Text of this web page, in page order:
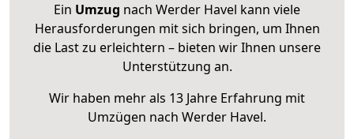
Ein Umzug nach Werder Havel kann viele
Herausforderungen mit sich bringen, um Ihnen
die Last zu erleichtern – bieten wir Ihnen unsere
Unterstützung an.
Wir haben mehr als 13 Jahre Erfahrung mit
Umzügen nach Werder Havel.